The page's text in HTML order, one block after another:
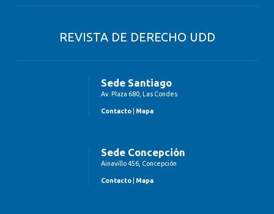
REVISTA DE DERECHO UDD
Sede Santiago
Av. Plaza 680, Las Condes
Contacto Mapa
Sede Concepción
Ainavillo 456, Concepción
Contacto Mapa